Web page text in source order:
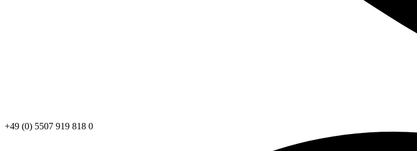
+49 (0) 5507 919 818 0